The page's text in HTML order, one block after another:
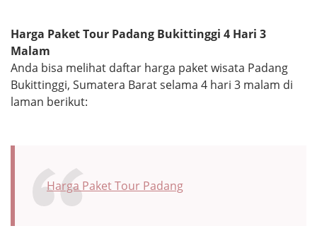
Harga Paket Tour Padang Bukittinggi 4 Hari 3
Malam
Anda bisa melihat daftar harga paket wisata Padang
Bukittinggi, Sumatera Barat selama 4 hari 3 malam di
laman berikut:
Harga Paket Tour Padang